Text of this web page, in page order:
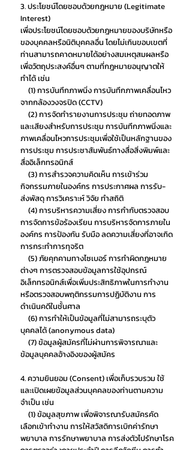
3. ประโยชน์โดยชอบด้วยกฎหมาย (Legitimate
Interest)
เพื่อประโยชน์โดยชอบด้วยกฎหมายของบริษัทหรือ
ของบุคคลหรือนิติบุคคลอื่น โดยไม่เกินขอบเขตที่
ท่านสามารถคาดหมายได้อย่างสมเหตุสมผลหรือ
เพื่อวัตถุประสงค์อื่นๆ ตามที่กฎหมายอนุญาตให้
ทำได้ เช่น
(1) การบันทึกภาพนิ่ง การบันทึกภาพเคลื่อนไหว
จากกล้องวงจรปิด (CCTV)
(2) การจัดทำรายงานการประชุม ถ่ายทอดภาพ
และเสียงสำหรับการประชุม การบันทึกภาพนิ่งและ
ภาพเคลื่อนไหวการประชุมเพื่อใช้เป็นหลักฐานของ
การประชุม การประชาสัมพันธ์ทางสื่อสิ่งพิมพ์และ
สื่ออิเล็กทรอนิกส์
(3) การสำรวจความคิดเห็น การเข้าร่วม
กิจกรรมภายในองค์กร การประกาศผล การรับ-
ส่งพัสดุ การวิเคราะห์ วิจัย ทำสถิติ
(4) การบริหารความเสี่ยง การกำกับตรวจสอบ
การจัดการข้อร้องเรียน การบริหารจัดการภายใน
องค์กร การป้องกัน รับมือ ลดความเสี่ยงที่อาจเกิด
การกระทำการทุจริต
(5) ภัยคุกคามทางไซเบอร์ การทำผิดกฎหมาย
ต่างๆ การตรวจสอบข้อมูลการใช้อุปกรณ์
อิเล็กทรอนิกส์เพื่อเพิ่มประสิทธิภาพในการทำงาน
หรือตรวจสอบพฤติกรรมการปฏิบัติงาน การ
ดำเนินคดีในชั้นศาล
(6) การทำให้เป็นข้อมูลที่ไม่สามารถระบุตัว
บุคคลได้ (anonymous data)
(7) ข้อมูลผู้สมัครที่ไม่ผ่านการพิจารณาและ
ข้อมูลบุคคลอ้างอิงของผู้สมัคร
4. ความยินยอม (Consent) เพื่อเก็บรวบรวม ใช้
และเปิดเผยข้อมูลส่วนบุคคลของท่านตามความ
จำเป็น เช่น
(1) ข้อมูลสุขภาพ เพื่อพิจารณารับสมัครคัด
เลือกเข้าทำงาน การให้สวัสดิการเบิกค่ารักษา
พยาบาล การรักษาพยาบาล การส่งตัวไปรักษาโรค